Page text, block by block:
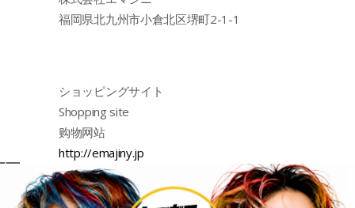
福岡県北九州市小倉北区堺町2-1-1
ショッピングサイト
Shopping site
购物网站
http://emajiny.jp